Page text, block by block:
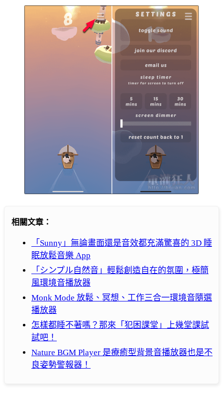
相關文章：
「Sunny」無論畫面還是音效都充滿驚喜的 3D 睡
眠放鬆音樂 App
「シンプル自然音」輕鬆創造自在的氛圍，極簡
風環境音播放器
Monk Mode 放鬆、冥想、工作三合一環境音隨選
播放器
怎樣都睡不著嗎？那來「犯困課堂」上幾堂課試
試吧！
Nature BGM Player 是療癒型背景音播放器也是不
良姿勢警報器！